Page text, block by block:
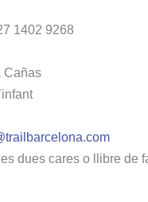
1402 9268
Cañas
dues cares o llibre de